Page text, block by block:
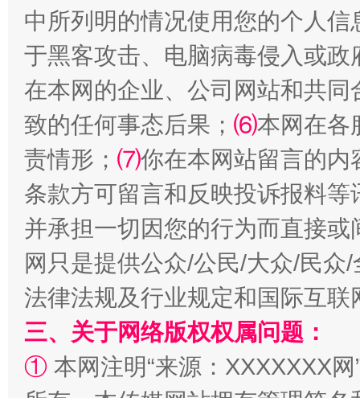
解纷+调解+退费，一次搞定
中所列明的情况使用您的个人
于黑客攻击、电脑病毒侵入或
在本网的企业、公司网站和共
致的任何事态后果； ⑹本网在各
责情形； ⑺你在本网站留言的内
条款方可留言和反映投诉报料
并承担一切因您的行为而直接
网只是提供公众/公民/大众/民
法律法规及行业规定和国际互
三、关于网络版权权属问题：
① 本网注明“来源：XXXXXXX